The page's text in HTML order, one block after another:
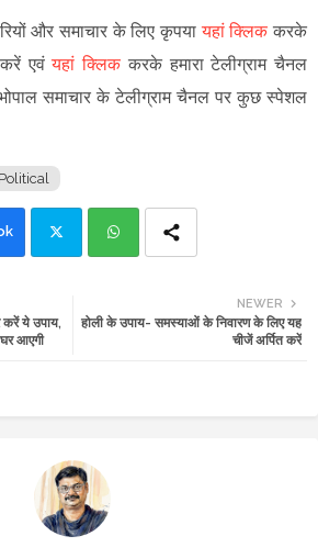
और समाचार के लिए कृपयायहां क्लिक करके
करें एवंयहां क्लिक करके हमारा टेलीग्राम चैनल
समाचार के टेलीग्राम चैनल पर कुछ स्पेशल
Political
tte ats
NEWER
होली के उपाय- समस्याओं के निवारण के लिए यह
चीजें अर्पित करें
ये उपाय,
आएगी